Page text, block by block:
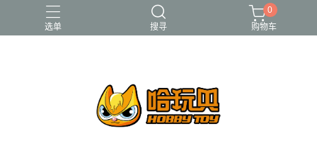
选单 搜寻
RE-MENT 中古二手品
庫柏力克Be@rbrick
0
购物车